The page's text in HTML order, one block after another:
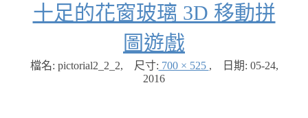
十足的花窗玻璃 3D 移動拼
圖遊戲
檔名: pictorial2_2_2, 尺寸: 700 × 525 , 日期: 05-24,
2016